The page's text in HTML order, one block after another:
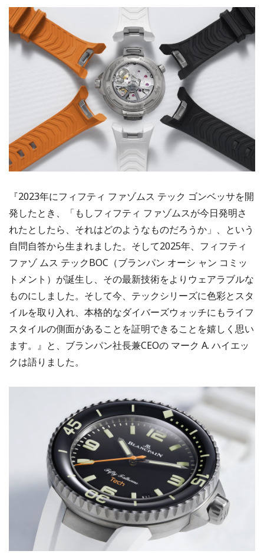
『2023年にフィフティ ファゾムス テック ゴンベッサを開
発したとき、「もしフィフティ ファゾムスが今日発明さ
れたとしたら、それはどのようなものだろうか」、という
自問自答から生まれました。そして2025年、フィフティ
ファゾ ムス テックBOC（ブランパン オーシ ャン コミッ
トメント）が誕生し、その最新技術をよりウェアラブルな
ものにしました。そして今、テックシリーズに色彩とスタ
イルを取り入れ、本格的なダイバーズウォッチにもライフ
スタイルの側面があることを証明できることを嬉しく思い
ます。』と、ブランパン社長兼CEOの マーク A. ハイエッ
クは語りました。